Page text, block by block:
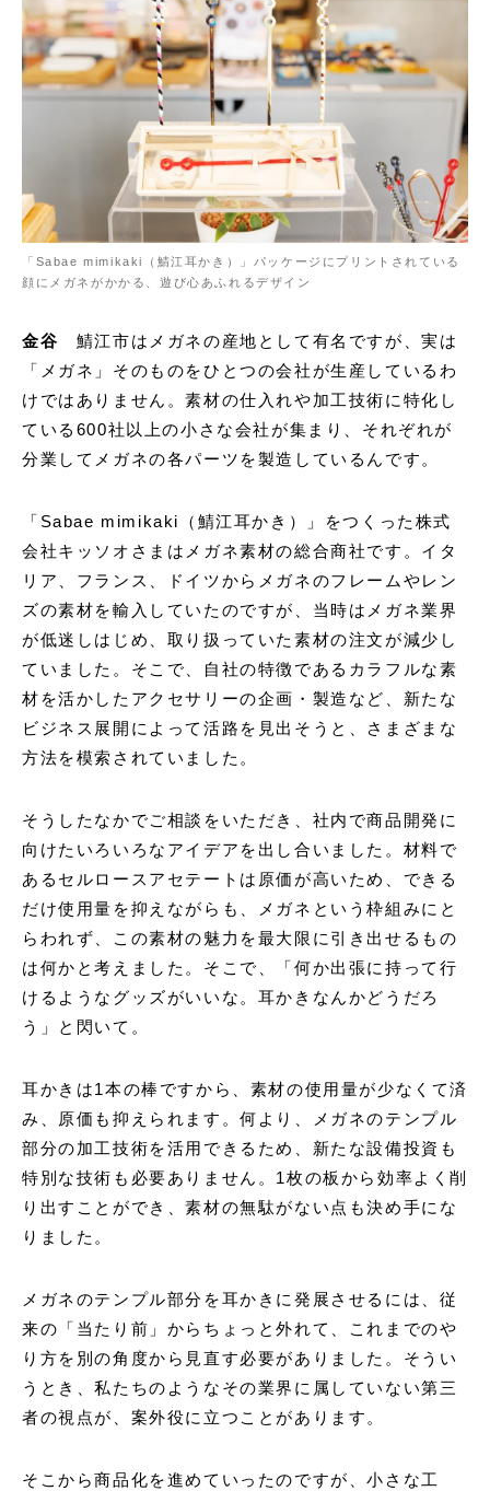
「Sabae mimikaki（鯖江耳かき）」パッケージにプリントされている
顔にメガネがかかる、遊び心あふれるデザイン
金谷
鯖江市はメガネの産地として有名ですが、実は
「メガネ」そのものをひとつの会社が生産しているわ
けではありません。素材の仕入れや加工技術に特化し
ている600社以上の小さな会社が集まり、それぞれが
分業してメガネの各パーツを製造しているんです。
「Sabae mimikaki（鯖江耳かき）」をつくった株式
会社キッソオさまはメガネ素材の総合商社です。イタ
リア、フランス、ドイツからメガネのフレームやレン
ズの素材を輸入していたのですが、当時はメガネ業界
が低迷しはじめ、取り扱っていた素材の注文が減少し
ていました。そこで、自社の特徴であるカラフルな素
材を活かしたアクセサリーの企画・製造など、新たな
ビジネス展開によって活路を見出そうと、さまざまな
方法を模索されていました。
そうしたなかでご相談をいただき、社内で商品開発に
向けたいろいろなアイデアを出し合いました。材料で
あるセルロースアセテートは原価が高いため、できる
だけ使用量を抑えながらも、メガネという枠組みにと
らわれず、この素材の魅力を最大限に引き出せるもの
は何かと考えました。そこで、「何か出張に持って行
けるようなグッズがいいな。耳かきなんかどうだろ
う」と閃いて。
耳かきは1本の棒ですから、素材の使用量が少なくて済
み、原価も抑えられます。何より、メガネのテンプル
部分の加工技術を活用できるため、新たな設備投資も
特別な技術も必要ありません。1枚の板から効率よく削
り出すことができ、素材の無駄がない点も決め手にな
りました。
メガネのテンプル部分を耳かきに発展させるには、従
来の「当たり前」からちょっと外れて、これまでのや
り方を別の角度から見直す必要がありました。そうい
うとき、私たちのようなその業界に属していない第三
者の視点が、案外役に立つことがあります。
そこから商品化を進めていったのですが、小さな工